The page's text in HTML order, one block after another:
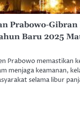
Prabowo-Gibran
Baru 2025
Prabowo memastikan
menjaga keamanan,
selama libur